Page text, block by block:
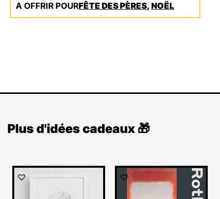
A OFFRIR POURFÊTE DES PÈRES, NOËL
Plus d'idées cadeaux 🎁